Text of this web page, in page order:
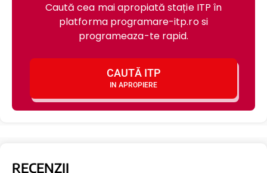
Caută cea mai apropiată stație ITP în
platforma programare-itp.ro si
programeaza-te rapid.
CAUTĂ ITP
IN APROPIERE
RECENZII